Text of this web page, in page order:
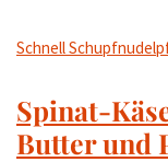
Schnell
Spinat-
Butter und